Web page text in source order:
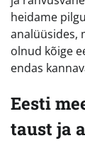
heidame
analüüsides,
olnud kõige
endas
Eesti
taust ja